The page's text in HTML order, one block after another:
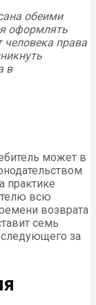
обеими
оформлять
человека права
в
может в
практике
всю
возврата
семь
следующего за